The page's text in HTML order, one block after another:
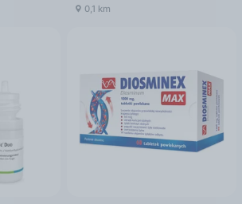
0,1 km